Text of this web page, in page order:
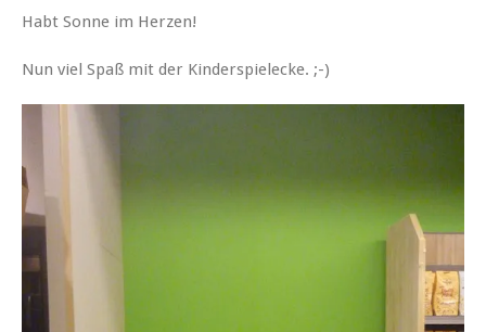
Habt Sonne im Herzen!
Nun viel Spaß mit der Kinderspielecke. ;-)